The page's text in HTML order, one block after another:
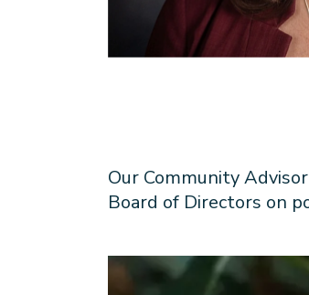
Our Community
Board of Directors on